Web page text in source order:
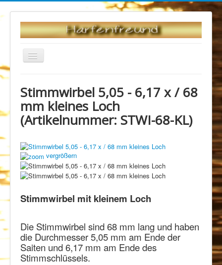
Navigation
an/aus
Zubehör und Ersatzteile
Stimmwirbel
Stimmwirbel 5,05 - 6,17 x / 68 mm kleines Loch
Stimmwirbel 5,05 - 6,17 x / 68
mm kleines Loch
(Artikelnummer: STWI-68-KL)
vergrößern
Stimmwirbel mit kleinem Loch
Die Stimmwirbel sind 68 mm lang und haben
die Durchmesser 5,05 mm am Ende der
Saiten und 6,17 mm am Ende des
Stimmschlüssels.